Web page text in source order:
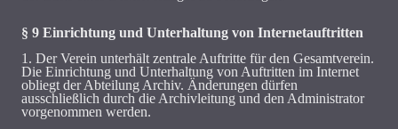
§ 9 Einrichtung und Unterhaltung von Internetauftritten
1. Der Verein unterhält zentrale Auftritte für den Gesamtverein.
Die Einrichtung und Unterhaltung von Auftritten im Internet
obliegt der Abteilung Archiv. Änderungen dürfen
ausschließlich durch die Archivleitung und den Administrator
vorgenommen werden.